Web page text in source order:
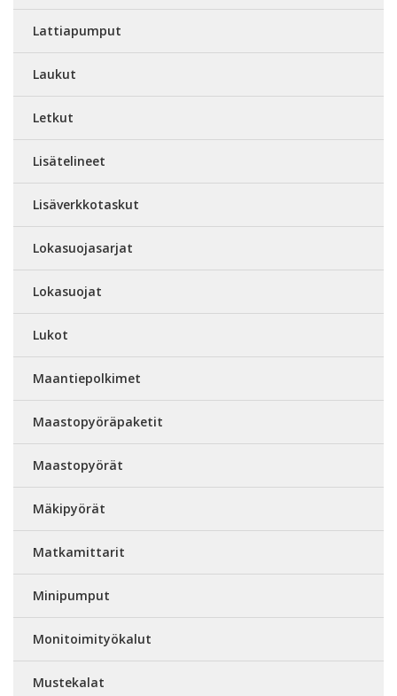
Lattiapumput
Laukut
Letkut
Lisätelineet
Lisäverkkotaskut
Lokasuojasarjat
Lokasuojat
Lukot
Maantiepolkimet
Maastopyöräpaketit
Maastopyörät
Mäkipyörät
Matkamittarit
Minipumput
Monitoimityökalut
Mustekalat